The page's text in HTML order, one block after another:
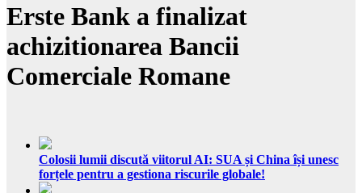
Erste Bank a finalizat
achizitionarea Bancii
Comerciale Romane
Colosii lumii discută viitorul AI: SUA și China își unesc
forțele pentru a gestiona riscurile globale!